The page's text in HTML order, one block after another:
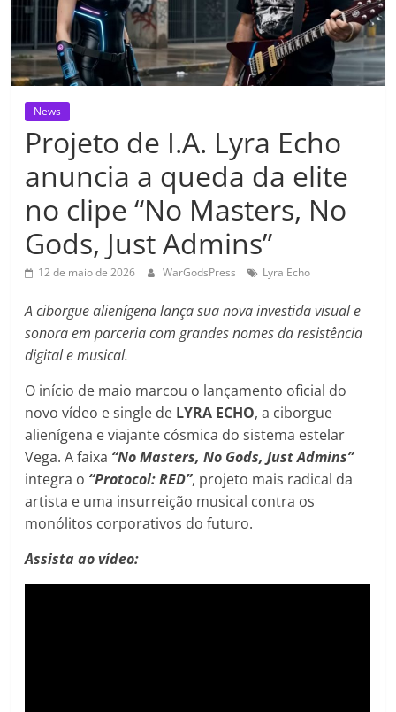
News
Projeto de I.A. Lyra Echo
anuncia a queda da elite
no clipe “No Masters, No
Gods, Just Admins”
12 de maio de 2026 WarGodsPress Lyra Echo
A ciborgue alienígena lança sua nova investida visual e
sonora em parceria com grandes nomes da resistência
digital e musical.
O início de maio marcou o lançamento oficial do
novo vídeo e single de LYRA ECHO, a ciborgue
alienígena e viajante cósmica do sistema estelar
Vega. A faixa “No Masters, No Gods, Just Admins”
integra o “Protocol: RED”, projeto mais radical da
artista e uma insurreição musical contra os
monólitos corporativos do futuro.
Assista ao vídeo: